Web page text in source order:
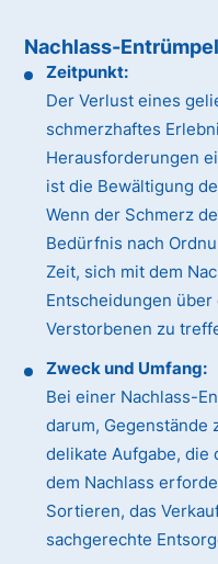
Nachlass-
Zeitpunkt:
Der Verlust eines
schmerzhaftes
Herausforderungen
ist die Bewältigung
Wenn der Schmerz
Bedürfnis nach
Zeit, sich mit dem
Entscheidungen über
Verstorbenen zu
Zweck und Umfang:
Bei einer Nachlass-
darum, Gegenstände
delikate Aufgabe, die
dem Nachlass
Sortieren, das
sachgerechte